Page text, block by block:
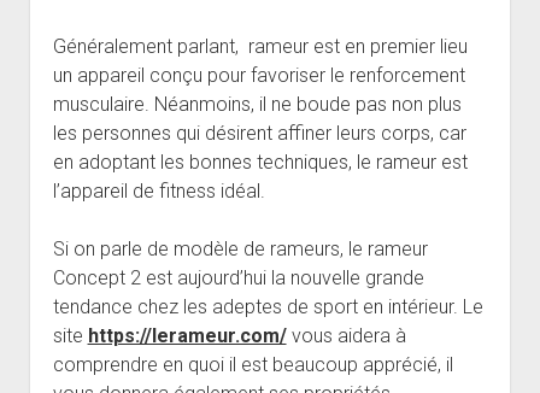
Généralement parlant, rameur est en premier lieu
un appareil conçu pour favoriser le renforcement
musculaire. Néanmoins, il ne boude pas non plus
les personnes qui désirent affiner leurs corps, car
en adoptant les bonnes techniques, le rameur est
l’appareil de fitness idéal.
Si on parle de modèle de rameurs, le rameur
Concept 2 est aujourd’hui la nouvelle grande
tendance chez les adeptes de sport en intérieur. Le
site https://lerameur.com/vous aidera à
comprendre en quoi il est beaucoup apprécié, il